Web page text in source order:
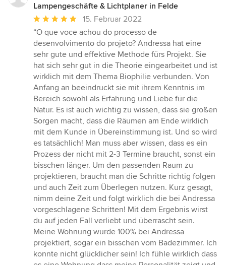
Lampengeschäfte & Lichtplaner in Felde
Durchschnittliche
Bewertung:
5
von
5
Sternen
15. Februar 2022
“O que voce achou do processo de
desenvolvimento do projeto? Andressa hat eine
sehr gute und effektive Methode fürs Projekt. Sie
hat sich sehr gut in die Theorie eingearbeitet und ist
wirklich mit dem Thema Biophilie verbunden. Von
Anfang an beeindruckt sie mit ihrem Kenntnis im
Bereich sowohl als Erfahrung und Liebe für die
Natur. Es ist auch wichtig zu wissen, dass sie großen
Sorgen macht, dass die Räumen am Ende wirklich
mit dem Kunde in Übereinstimmung ist. Und so wird
es tatsächlich! Man muss aber wissen, dass es ein
Prozess der nicht mit 2-3 Termine braucht, sonst ein
bisschen länger. Um den passenden Raum zu
projektieren, braucht man die Schritte richtig folgen
und auch Zeit zum Überlegen nutzen. Kurz gesagt,
nimm deine Zeit und folgt wirklich die bei Andressa
vorgeschlagene Schritten! Mit dem Ergebnis wirst
du auf jeden Fall verliebt und überrascht sein.
Meine Wohnung wurde 100% bei Andressa
projektiert, sogar ein bisschen vom Badezimmer. Ich
konnte nicht glücklicher sein! Ich fühle wirklich dass